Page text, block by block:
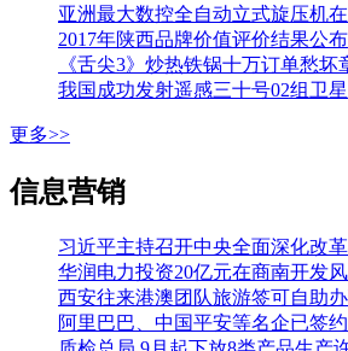
亚洲最大数控全自动立式旋压机
2017年陕西品牌价值评价结果公布
《舌尖3》炒热铁锅十万订单愁坏
我国成功发射遥感三十号02组卫星
更多>>
信息营销
华润电力投资20亿元在商南开发
西安往来港澳团队旅游签可自助
阿里巴巴、中国平安等名企已签